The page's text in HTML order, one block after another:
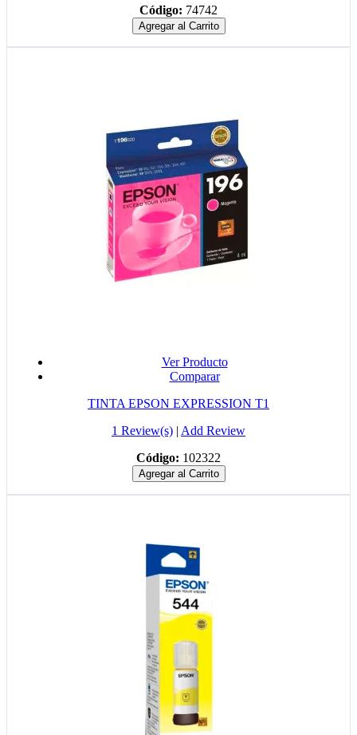
Código: 74742
Agregar al Carrito
Ver Producto
Comparar
TINTA EPSON EXPRESSION T1
1 Review(s) | Add Review
Código: 102322
Agregar al Carrito